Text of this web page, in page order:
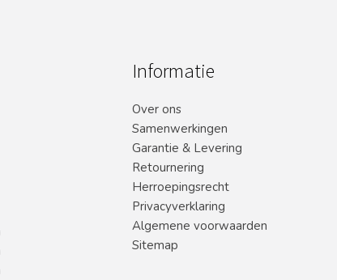
Informatie
Over ons
Samenwerkingen
Garantie & Levering
Retournering
Herroepingsrecht
Privacyverklaring
Algemene voorwaarden
Sitemap